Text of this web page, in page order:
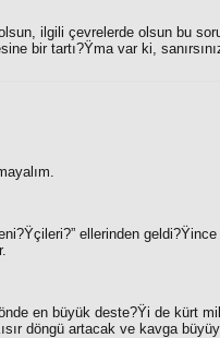
ilgili çevrelerde olsun bu
bir tartı?Ÿma var ki,
ellerinden
en büyük deste?Ÿi de kürt
döngü artacak ve kavga